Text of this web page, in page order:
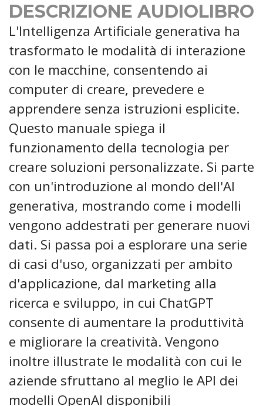
DESCRIZIONE AUDIOLIBRO
L'Intelligenza Artificiale generativa ha
trasformato le modalità di interazione
con le macchine, consentendo ai
computer di creare, prevedere e
apprendere senza istruzioni esplicite.
Questo manuale spiega il
funzionamento della tecnologia per
creare soluzioni personalizzate. Si parte
con un'introduzione al mondo dell'AI
generativa, mostrando come i modelli
vengono addestrati per generare nuovi
dati. Si passa poi a esplorare una serie
di casi d'uso, organizzati per ambito
d'applicazione, dal marketing alla
ricerca e sviluppo, in cui ChatGPT
consente di aumentare la produttività
e migliorare la creatività. Vengono
inoltre illustrate le modalità con cui le
aziende sfruttano al meglio le API dei
modelli OpenAI disponibili